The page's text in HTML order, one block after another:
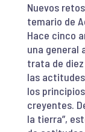
Nuevos
temario de
Hace cinco
una general
trata de
las
los
creyentes.
la tierra”,